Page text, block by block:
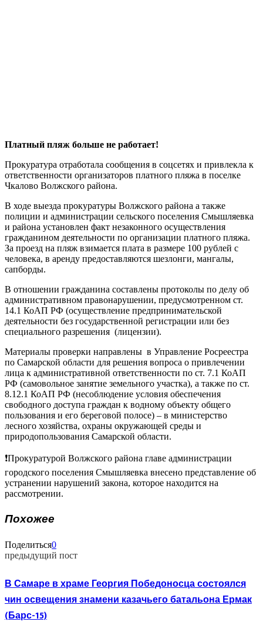
Платный пляж больше не работает!
Прокуратура отработала сообщения в соцсетях и привлекла к
ответственности организаторов платного пляжа в поселке
Чкалово Волжского района.
В ходе выезда прокуратуры Волжского района а также
полиции и администрации сельского поселения Смышляевка
и района установлен факт незаконного осуществления
гражданином деятельности по организации платного пляжа.
За проезд на пляж взимается плата в размере 100 рублей с
человека, в аренду предоставляются шезлонги, мангалы,
сапборды.
В отношении гражданина составлены протоколы по делу об
административном правонарушении, предусмотренном ст.
14.1 КоАП РФ (осуществление предпринимательской
деятельности без государственной регистрации или без
специального разрешения (лицензии).
Материалы проверки направлены в Управление Росреестра
по Самарской области для решения вопроса о привлечении
лица к административной ответственности по ст. 7.1 КоАП
РФ (самовольное занятие земельного участка), а также по ст.
8.12.1 КоАП РФ (несоблюдение условия обеспечения
свободного доступа граждан к водному объекту общего
пользования и его береговой полосе) – в министерство
лесного хозяйства, охраны окружающей среды и
природопользования Самарской области.
❗️Прокуратурой Волжского района главе администрации
городского поселения Смышляевка внесено представление об
устранении нарушений закона, которое находится на
рассмотрении.
Похожее
Поделиться0
предыдущий пост
В Самаре в храме Георгия Победоносца состоялся
чин освещения знамени казачьего батальона Ермак
(Барс-15)